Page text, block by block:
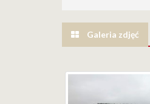
Galeria zdjęć